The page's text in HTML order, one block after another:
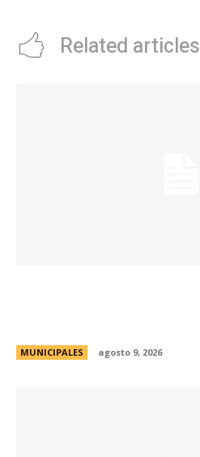
Related articles
MUNICIPALES agosto 9, 2026